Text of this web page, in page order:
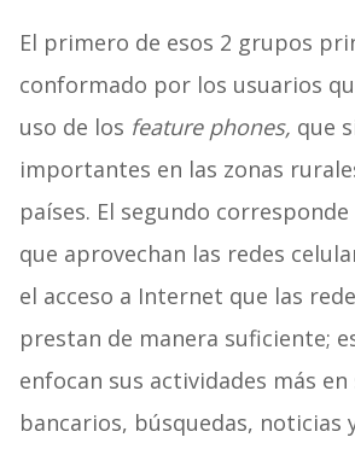
El primero de esos 2 grupos
conformado por los usuarios
uso de los feature phones, que
importantes en las zonas
países. El segundo
que aprovechan las redes
el acceso a Internet que las
prestan de manera suficiente;
enfocan sus actividades más en
bancarios, búsquedas, noticias